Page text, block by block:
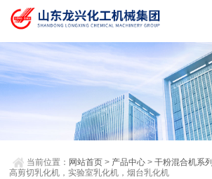
当前位置： 网站首页 > 产品中心 >干粉混合机系列
高剪切乳化机，实验室乳化机，烟台乳化机